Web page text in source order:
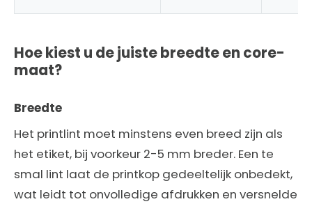
Hoe kiest u de juiste breedte en core-
maat?
Breedte
Het printlint moet minstens even breed zijn als
het etiket, bij voorkeur 2-5 mm breder. Een te
smal lint laat de printkop gedeeltelijk onbedekt,
wat leidt tot onvolledige afdrukken en versnelde